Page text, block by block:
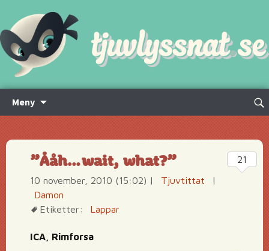
Meny
innehåll
Sök
”Ååh…wait, what?”
10 november, 2010 (15:02) | Tjuvtittat
|
Damon
Etiketter:
Lappar
ICA, Rimforsa
21